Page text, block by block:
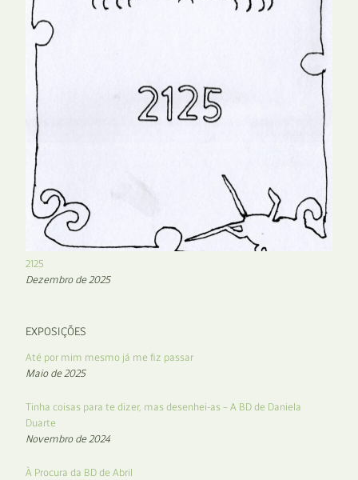
2125
Dezembro de 2025
EXPOSIÇÕES
Até por mim mesmo já me fiz passar
Maio de 2025
Tinha coisas para te dizer, mas desenhei-as – A BD de Daniela
Duarte
Novembro de 2024
À Procura da BD de Abril